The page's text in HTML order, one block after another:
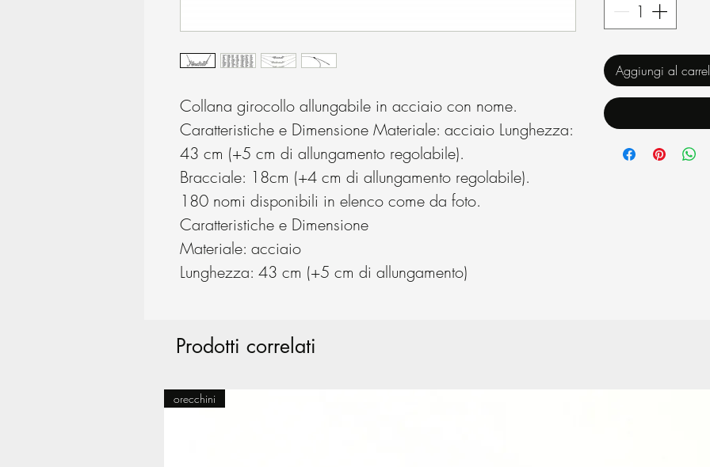
Collana girocollo allungabile in acciaio con nome.
Caratteristiche e Dimensione Materiale: acciaio Lunghezza:
43 cm (+5 cm di allungamento regolabile).
Bracciale: 18cm (+4 cm di allungamento regolabile).
180 nomi disponibili in elenco come da foto.
Caratteristiche e Dimensione
Materiale: acciaio
Lunghezza: 43 cm (+5 cm di allungamento)
Aggiungi al
Prodotti correlati
orecchini